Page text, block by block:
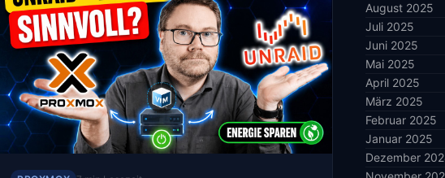
August 2025
Juli 2025
Juni 2025
Mai 2025
April 2025
März 2025
Februar 2025
Januar 2025
Dezember